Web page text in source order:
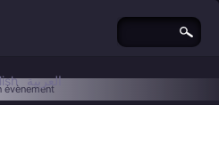
العربية
évènement